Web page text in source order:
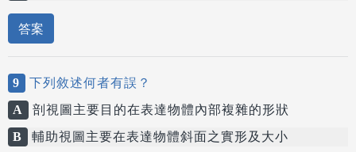
答案
9
下列敘述何者有誤？
A
剖視圖主要目的在表達物體內部複雜的形狀
B
輔助視圖主要在表達物體斜面之實形及大小